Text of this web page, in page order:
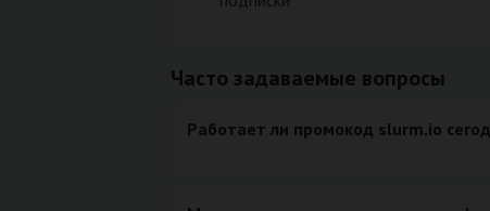
Часто задаваемые вопросы
Работает ли промокод slurm.io